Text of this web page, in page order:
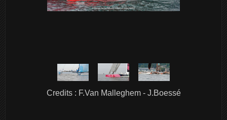
Credits : F.Van Malleghem - J.Boessé